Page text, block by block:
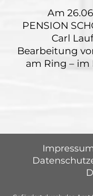
Am
PENSION
Carl
Bearbeitung
am Ring –